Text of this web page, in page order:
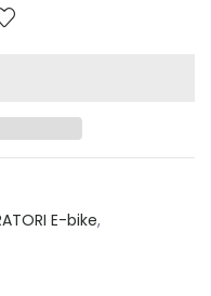
E-bike,